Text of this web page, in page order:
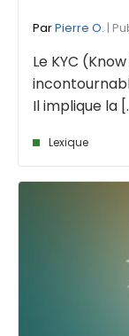
ParPierre O. |
Le KYC
Il implique la
Lexique